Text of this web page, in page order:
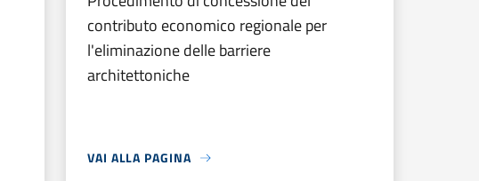
contributo economico regionale per
l'eliminazione delle barriere
architettoniche
VAI ALLA PAGINA